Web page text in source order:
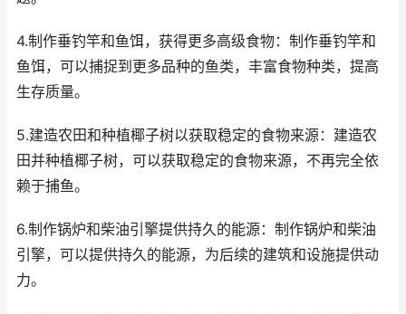
4.制作垂钓竿和鱼饵，获得更多高级食物：制作垂钓竿和
鱼饵，可以捕捉到更多品种的鱼类，丰富食物种类，提高
生存质量。
5.建造农田和种植椰子树以获取稳定的食物来源：建造农
田并种植椰子树，可以获取稳定的食物来源，不再完全依
赖于捕鱼。
6.制作锅炉和柴油引擎提供持久的能源：制作锅炉和柴油
引擎，可以提供持久的能源，为后续的建筑和设施提供动
力。